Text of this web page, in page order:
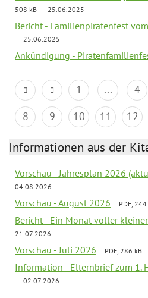
508 kB
25.06.2025
Bericht - Familienpiratenfest
25.06.2025
Ankündigung -
1 ... 4
8
9 10 11 12
Informationen aus der
Vorschau - Jahresplan 2026
04.08.2026
Vorschau - August 2026 PDF,
Bericht - Ein Monat voller
21.07.2026
Vorschau - Juli 2026 PDF, 286 kB
Information - Elternbrief zum 1.
02.07.2026